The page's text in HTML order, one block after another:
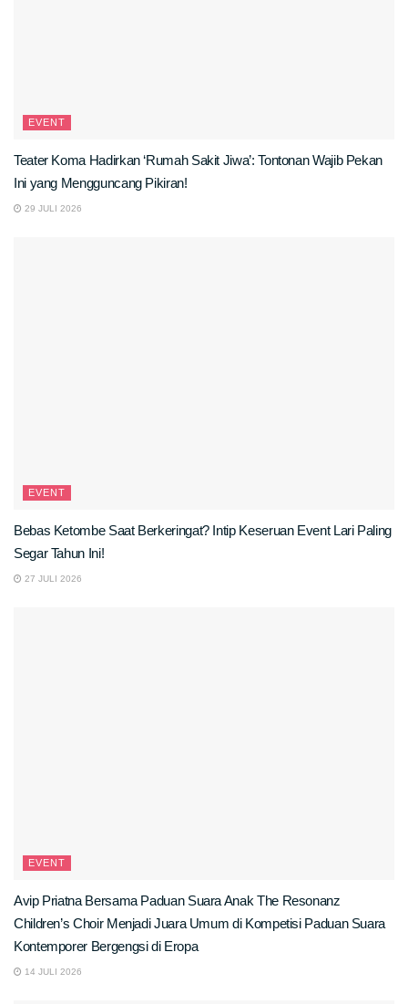
EVENT
Teater Koma Hadirkan ‘Rumah Sakit Jiwa’: Tontonan Wajib Pekan
Ini yang Mengguncang Pikiran!
29 JULI 2026
EVENT
Bebas Ketombe Saat Berkeringat? Intip Keseruan Event Lari Paling
Segar Tahun Ini!
27 JULI 2026
EVENT
Avip Priatna Bersama Paduan Suara Anak The Resonanz
Children’s Choir Menjadi Juara Umum di Kompetisi Paduan Suara
Kontemporer Bergengsi di Eropa
14 JULI 2026